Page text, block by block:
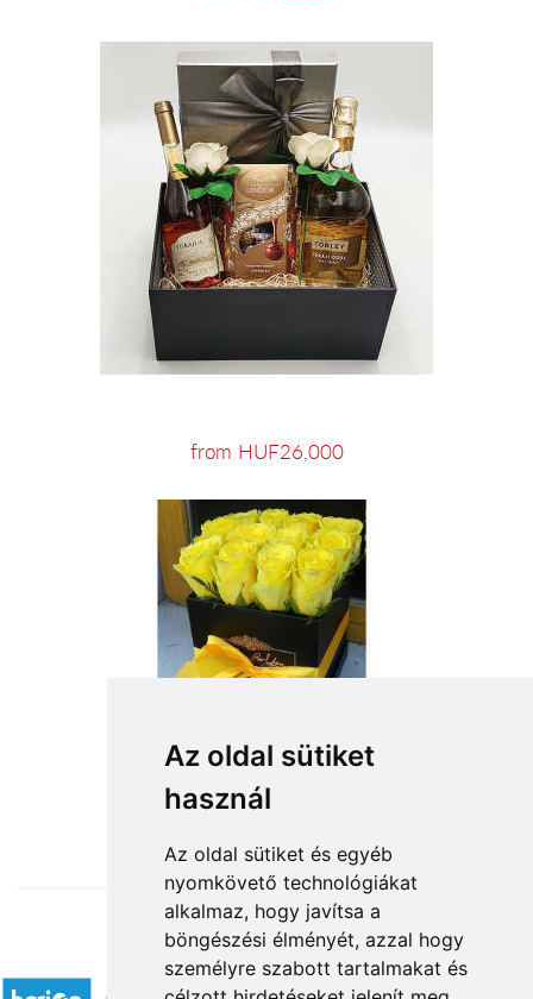
Az oldal sütiket
használ
Az oldal sütiket és egyéb
nyomkövető technológiákat
alkalmaz, hogy javítsa a
böngészési élményét, azzal hogy
személyre szabott tartalmakat és
from HUF26,000
from HUF31,200
Accepted payment methods